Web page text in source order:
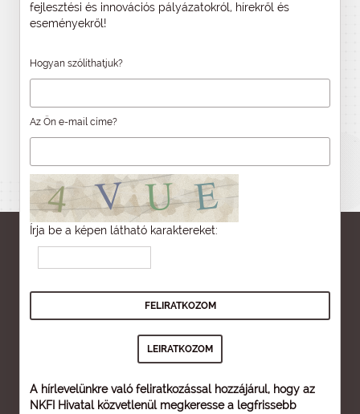
fejlesztési és innovációs pályázatokról, hírekről és
eseményekről!
Hogyan szólíthatjuk?
Az Ön e-mail címe?
Írja be a képen látható karaktereket:
A hírlevelünkre való feliratkozással hozzájárul, hogy az
NKFI Hivatal közvetlenül megkeresse a legfrissebb